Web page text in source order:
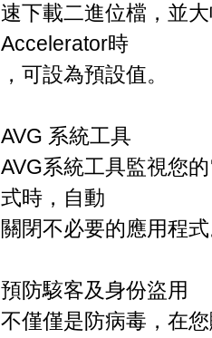
速下載二進位檔，並
Accelerator時
，可設為預設值。
AVG 系統工具
AVG系統工具監視您
式時，自動
關閉不必要的應用程
預防駭客及身份盜用
不僅僅是防病毒，在